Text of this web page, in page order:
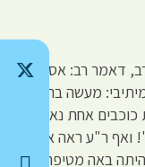
דאמר רב: אסור
מעשה ברשב"ג
אחת נאה
ואף ר"ע ראה אשת
באה מטיפה